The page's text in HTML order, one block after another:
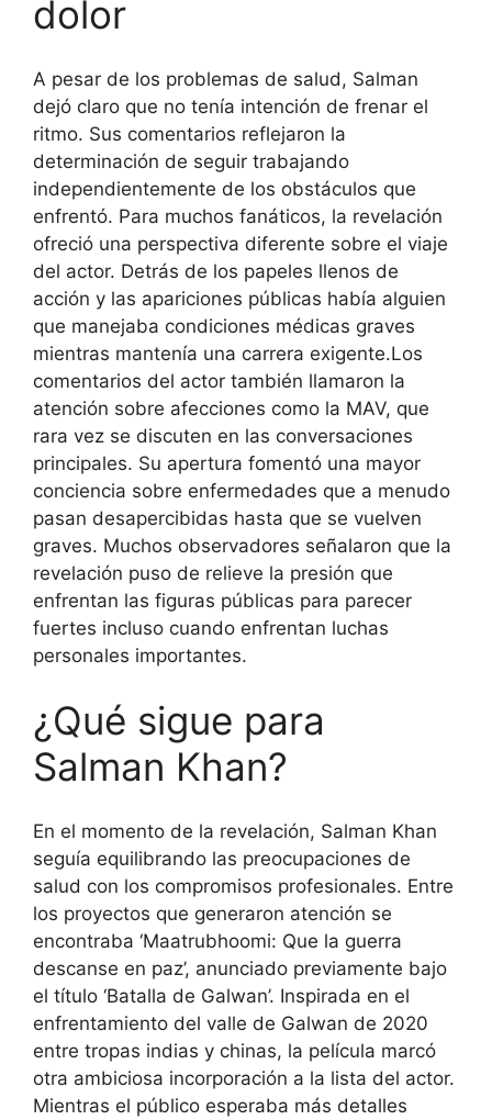
dolor
A pesar de los problemas de salud, Salman
dejó claro que no tenía intención de frenar el
ritmo. Sus comentarios reflejaron la
determinación de seguir trabajando
independientemente de los obstáculos que
enfrentó. Para muchos fanáticos, la revelación
ofreció una perspectiva diferente sobre el viaje
del actor. Detrás de los papeles llenos de
acción y las apariciones públicas había alguien
que manejaba condiciones médicas graves
mientras mantenía una carrera exigente.Los
comentarios del actor también llamaron la
atención sobre afecciones como la MAV, que
rara vez se discuten en las conversaciones
principales. Su apertura fomentó una mayor
conciencia sobre enfermedades que a menudo
pasan desapercibidas hasta que se vuelven
graves. Muchos observadores señalaron que la
revelación puso de relieve la presión que
enfrentan las figuras públicas para parecer
fuertes incluso cuando enfrentan luchas
personales importantes.
¿Qué sigue para
Salman Khan?
En el momento de la revelación, Salman Khan
seguía equilibrando las preocupaciones de
salud con los compromisos profesionales. Entre
los proyectos que generaron atención se
encontraba ‘Maatrubhoomi: Que la guerra
descanse en paz’, anunciado previamente bajo
el título ‘Batalla de Galwan’. Inspirada en el
enfrentamiento del valle de Galwan de 2020
entre tropas indias y chinas, la película marcó
otra ambiciosa incorporación a la lista del actor.
Mientras el público esperaba más detalles